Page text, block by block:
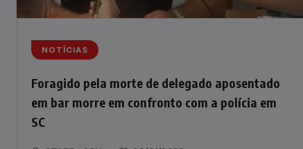
NOTÍCIAS
Foragido pela morte de delegado aposentado
em bar morre em confronto com a polícia em
SC